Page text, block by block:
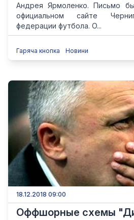
Андрея Ярмоленко. Письмо
официальном сайте
федерации футбола. О...
Гаряча кнопка Новини
18.12.2018 09:00
Оффшорные схемы